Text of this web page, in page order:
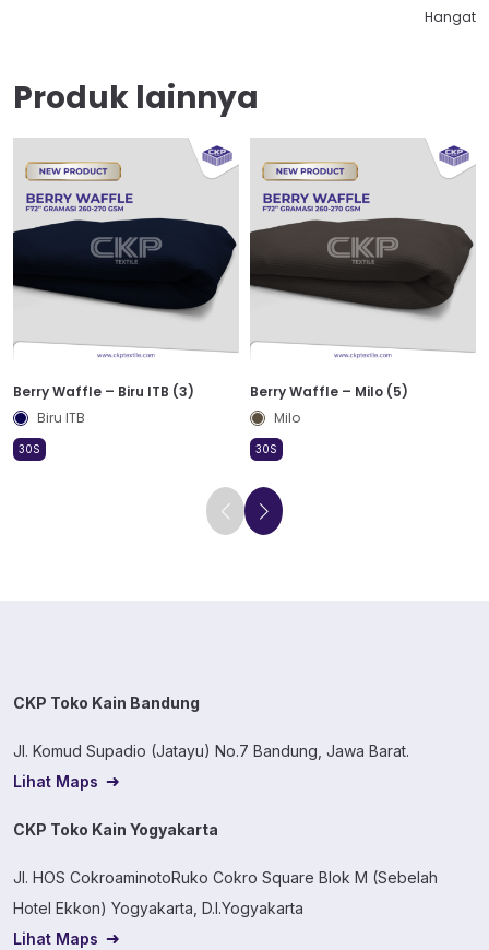
Hangat
Produk lainnya
Berry Waffle – Biru ITB (3)
Biru ITB
30S
Berry Waffle – Milo (5)
Milo
30S
CKP Toko Kain Bandung
Jl. Komud Supadio (Jatayu) No.7 Bandung, Jawa Barat.
Lihat Maps
CKP Toko Kain Yogyakarta
Jl. HOS CokroaminotoRuko Cokro Square Blok M (Sebelah
Hotel Ekkon) Yogyakarta, D.I.Yogyakarta
Lihat Maps